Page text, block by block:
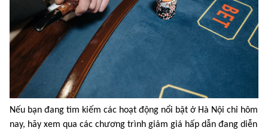
Nếu bạn đang tìm kiếm các hoạt động nổi bật ở Hà Nội chỉ hôm
nay, hãy xem qua các chương trình giảm giá hấp dẫn đang diễn